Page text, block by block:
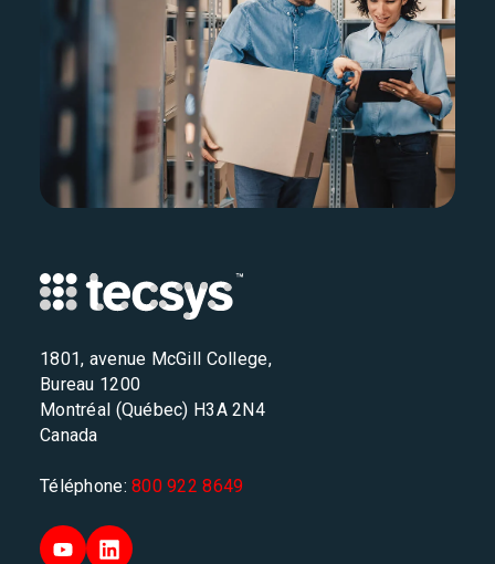
1801, avenue McGill College,
Bureau 1200
Montréal (Québec) H3A 2N4
Canada
Téléphone:800 922 8649